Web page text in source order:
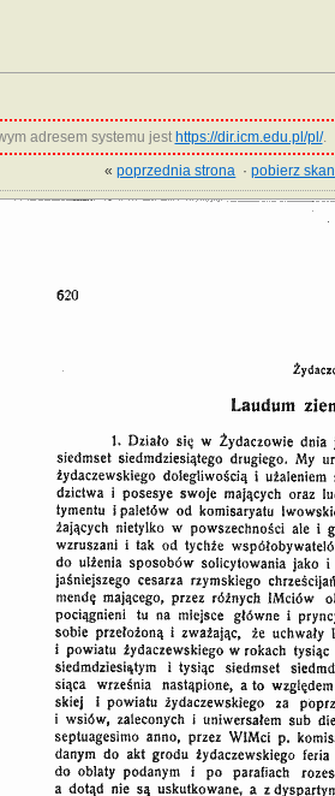
adresem systemu jest https://dir.icm.edu.pl/pl/.
«poprzednia strona ·pobierz skan